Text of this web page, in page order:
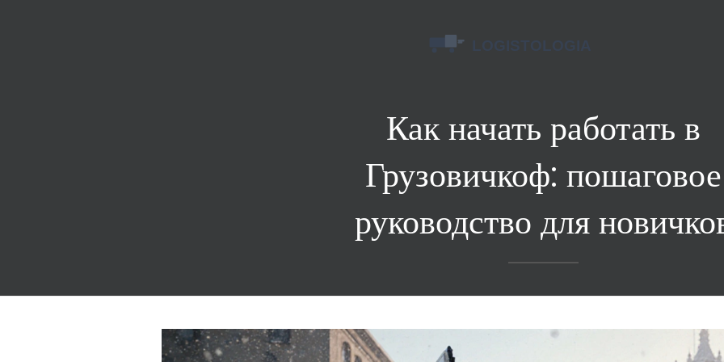
Как начать работать в
Грузовичкоф: пошаговое
руководство для